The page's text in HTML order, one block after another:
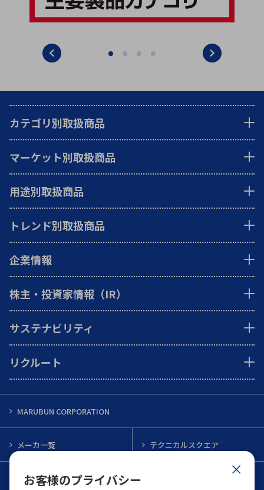
お客様のプライバシー
カテゴリ別取扱商品
マーケット別取扱商品
用途別取扱商品
トレンド別取扱商品
企業情報
株主・投資家情報（IR）
サステナビリティ
リクルート
MARUBUN CORPORATION
メーカ一覧 テクニカルスクエア
インフォメーション